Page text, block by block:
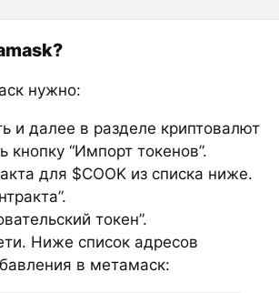
нужно:
и далее в разделе криптовалют
“Импорт токенов”.
для $COOK из списка ниже.
токен”.
Ниже список адресов
в метамаск: